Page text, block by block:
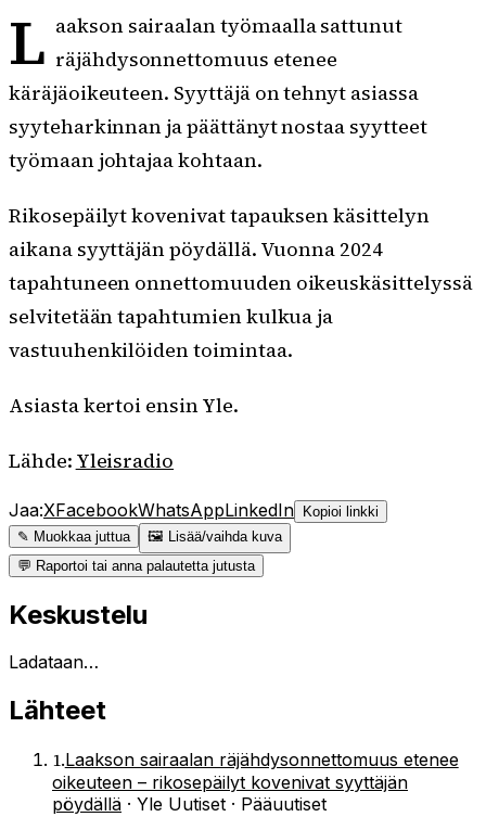
L aakson sairaalan työmaalla sattunut
räjähdysonnettomuus etenee
käräjäoikeuteen. Syyttäjä on tehnyt asiassa
syyteharkinnan ja päättänyt nostaa syytteet
työmaan johtajaa kohtaan.
Rikosepäilyt kovenivat tapauksen käsittelyn
aikana syyttäjän pöydällä. Vuonna 2024
tapahtuneen onnettomuuden oikeuskäsittelyssä
selvitetään tapahtumien kulkua ja
vastuuhenkilöiden toimintaa.
Asiasta kertoi ensin Yle.
Lähde: Yleisradio
Jaa:XFacebookWhatsAppLinkedIn Kopioi linkki
✎ Muokkaa juttua
🖼 Lisää/vaihda kuva
💬 Raportoi tai anna palautetta jutusta
Keskustelu
Ladataan…
Lähteet
1.Laakson sairaalan räjähdys­onnettomuus etenee
oikeuteen – rikosepäilyt kovenivat syyttäjän
pöydällä · Yle Uutiset · Pääuutiset